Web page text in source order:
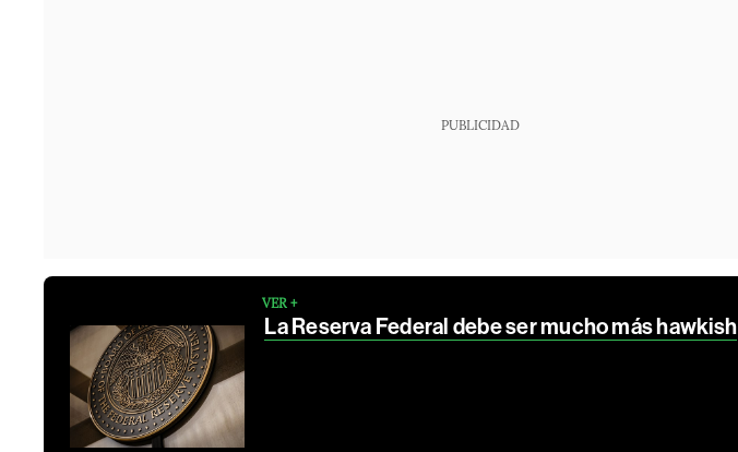
PUBLICIDAD
VER +
La Reserva Federal debe ser mucho más hawkish